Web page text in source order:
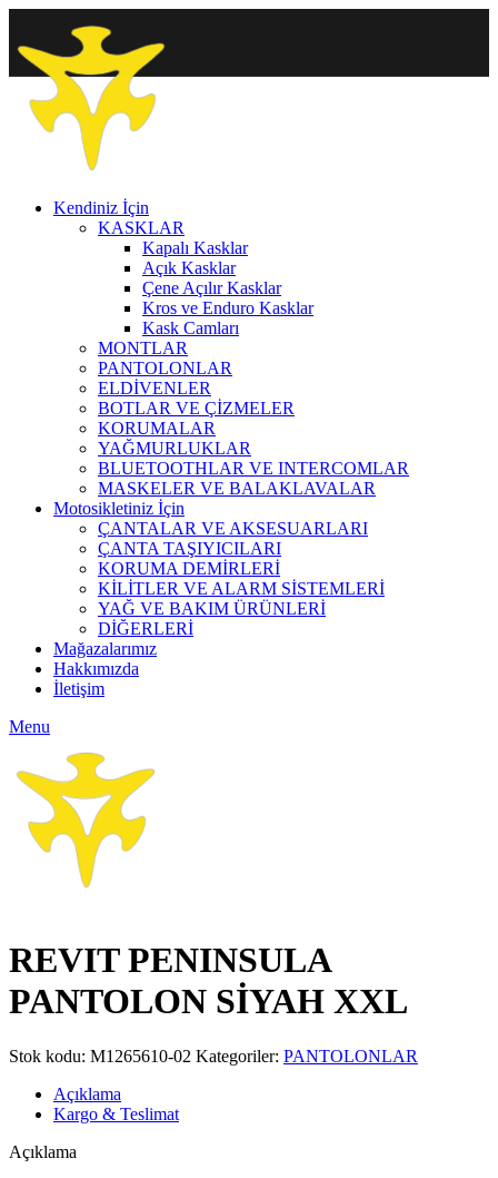
Kendiniz İçin
KASKLAR
Kapalı Kasklar
Açık Kasklar
Çene Açılır Kasklar
Kros ve Enduro Kasklar
Kask Camları
MONTLAR
PANTOLONLAR
ELDİVENLER
BOTLAR VE ÇİZMELER
KORUMALAR
YAĞMURLUKLAR
BLUETOOTHLAR VE INTERCOMLAR
MASKELER VE BALAKLAVALAR
Motosikletiniz İçin
ÇANTALAR VE AKSESUARLARI
ÇANTA TAŞIYICILARI
KORUMA DEMİRLERİ
KİLİTLER VE ALARM SİSTEMLERİ
YAĞ VE BAKIM ÜRÜNLERİ
DİĞERLERİ
Mağazalarımız
Hakkımızda
İletişim
Menu
REVIT PENINSULA
PANTOLON SİYAH XXL
Stok kodu: M1265610-02 Kategoriler: PANTOLONLAR
Açıklama
Kargo & Teslimat
Açıklama